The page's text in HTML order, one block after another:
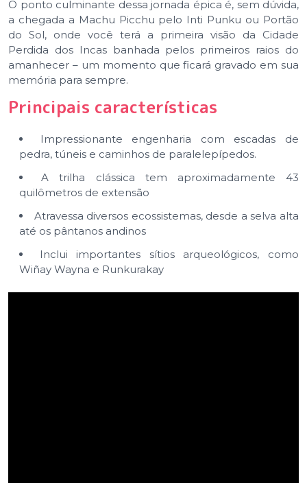
O ponto culminante dessa jornada épica é, sem dúvida,
a chegada a Machu Picchu pelo Inti Punku ou Portão
do Sol, onde você terá a primeira visão da Cidade
Perdida dos Incas banhada pelos primeiros raios do
amanhecer – um momento que ficará gravado em sua
memória para sempre.
Principais características
Impressionante engenharia com escadas de
pedra, túneis e caminhos de paralelepípedos.
A trilha clássica tem aproximadamente 43
quilômetros de extensão
Atravessa diversos ecossistemas, desde a selva alta
até os pântanos andinos
Inclui importantes sítios arqueológicos, como
Wiñay Wayna e Runkurakay